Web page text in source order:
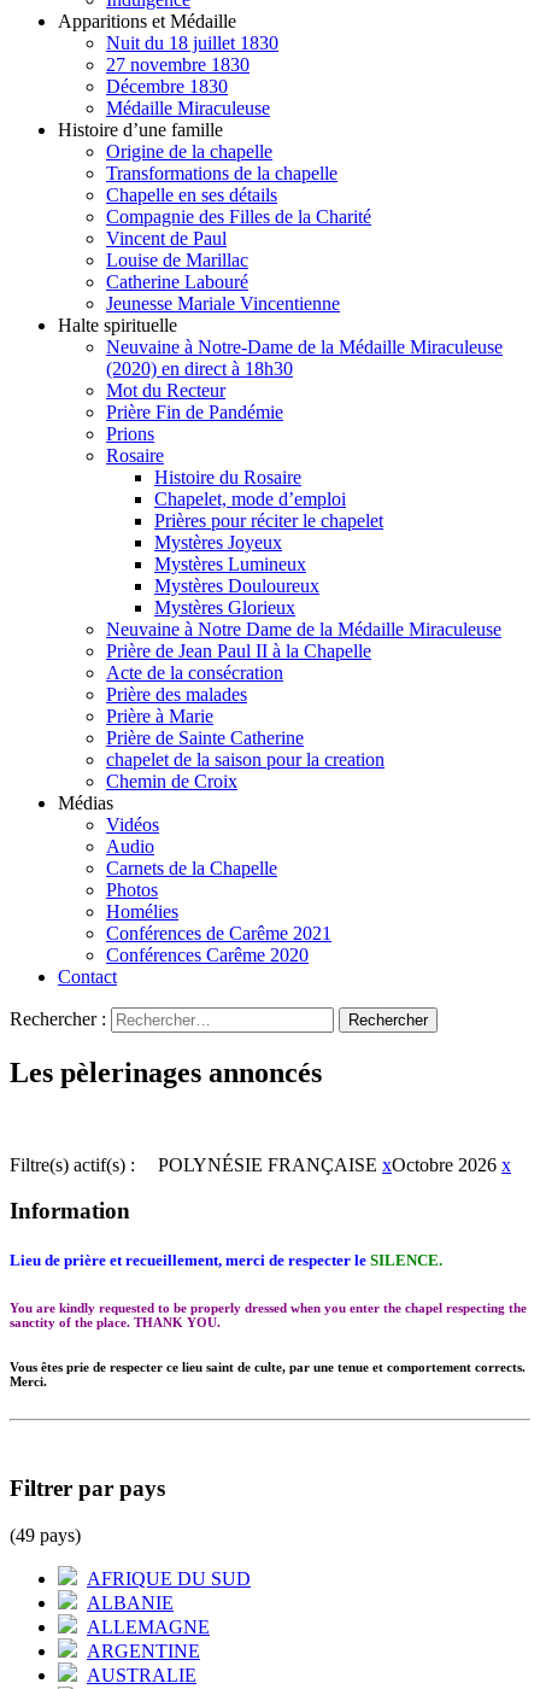
Apparitions et Médaille
Nuit du 18 juillet 1830
27 novembre 1830
Décembre 1830
Médaille Miraculeuse
Histoire d’une famille
Origine de la chapelle
Transformations de la chapelle
Chapelle en ses détails
Compagnie des Filles de la Charité
Vincent de Paul
Louise de Marillac
Catherine Labouré
Jeunesse Mariale Vincentienne
Halte spirituelle
Neuvaine à Notre-Dame de la Médaille Miraculeuse
(2020) en direct à 18h30
Mot du Recteur
Prière Fin de Pandémie
Prions
Rosaire
Histoire du Rosaire
Chapelet, mode d’emploi
Prières pour réciter le chapelet
Mystères Joyeux
Mystères Lumineux
Mystères Douloureux
Mystères Glorieux
Neuvaine à Notre Dame de la Médaille Miraculeuse
Prière de Jean Paul II à la Chapelle
Acte de la consécration
Prière des malades
Prière à Marie
Prière de Sainte Catherine
chapelet de la saison pour la creation
Chemin de Croix
Médias
Vidéos
Audio
Carnets de la Chapelle
Photos
Homélies
Conférences de Carême 2021
Conférences Carême 2020
Contact
Rechercher :
Les pèlerinages annoncés
Filtre(s) actif(s) : POLYNÉSIE FRANÇAISE xOctobre 2026 x
Information
Lieu de prière et recueillement, merci de respecter le SILENCE.
You are kindly requested to be properly dressed when you enter the chapel respecting the
sanctity of the place. THANK YOU.
Vous êtes prie de respecter ce lieu saint de culte, par une tenue et comportement corrects.
Merci.
Filtrer par pays
(49 pays)
AFRIQUE DU SUD
ALBANIE
ALLEMAGNE
ARGENTINE
AUSTRALIE